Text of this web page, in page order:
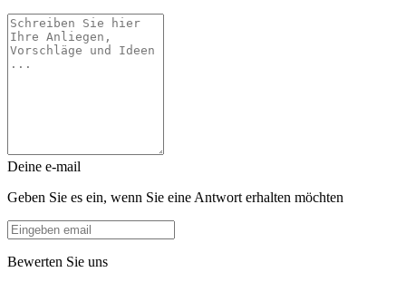
Deine e-mail
Geben Sie es ein, wenn Sie eine Antwort erhalten möchten
Bewerten Sie uns